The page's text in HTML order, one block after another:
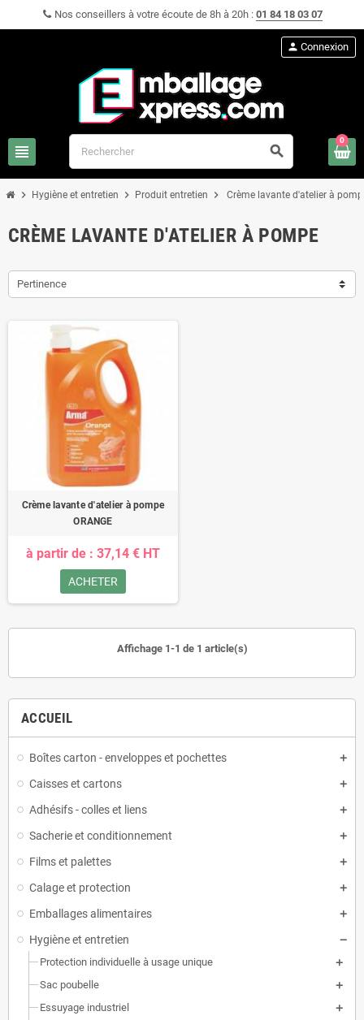
Nos conseillers à votre écoute de 8h à 20h : 01 84 18 03 07
view_headline search
person Connexion
0
chevron_right Hygiène et entretien chevron_right Produit entretien chevron_right Crème lavante d'atelier à
ACCUEIL
Boîtes carton - enveloppes et pochettes
Caisses et cartons
Adhésifs - colles et liens
Sacherie et conditionnement
Films et palettes
Calage et protection
Emballages alimentaires
Hygiène et entretien
Protection individuelle à usage unique
Sac poubelle
Essuyage industriel
CRÈME LAVANTE D'ATELIER À POMPE
Pertinence
Crème lavante d'atelier à pompe
ORANGE
à partir de : 37,14 € HT
ACHETER
Affichage 1-1 de 1 article(s)